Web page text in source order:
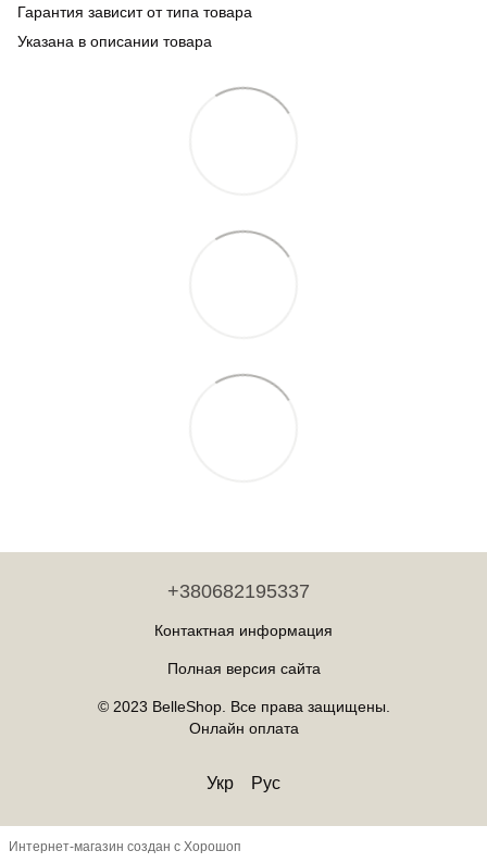
Гарантия зависит от типа товара
Указана в описании товара
+380682195337
Контактная информация
Полная версия сайта
© 2023 BelleShop. Все права защищены.
Онлайн оплата
Укр Рус
Интернет-магазин создан с Хорошоп